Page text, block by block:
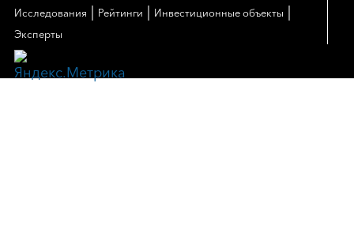
Исследования
Рейтинги Инвестиционные объекты
Эксперты